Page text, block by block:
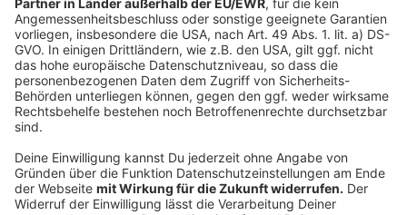
Die Bewerbung für den Jugendlandtag erfolgt direkt
über den Abgeordneten, dessen Rolle man während
der drei Tage einnimmt. Welcher Abgeordnete für den
eigenen Wahlkreis gewählt ist, kann man online über
die Homepage des Landtags herausfinden. Die
unterschiedlich: Bei einigen kann man sich nur noch bis
zum15. Julibewerben, bei anderen noch bis Ende des
Monats. Das genaue Datum schreibt jeder